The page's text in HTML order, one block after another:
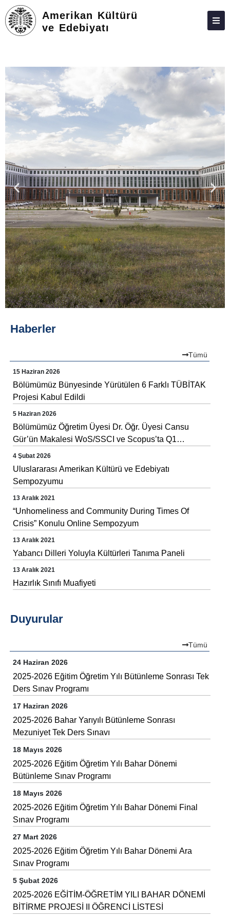
Amerikan Kültürü
ve Edebiyatı
KVKK
GIZLILIK POLITIKASI
WEB KILAVUZU
Haberler
Tümü
15 Haziran 2026
Bölümümüz Bünyesinde Yürütülen 6 Farklı TÜBİTAK
Projesi Kabul Edildi
5 Haziran 2026
Bölümümüz Öğretim Üyesi Dr. Öğr. Üyesi Cansu
Gür’ün Makalesi WoS/SSCI ve Scopus’ta Q1
Düzeyinde Yer Alan JSLHR Dergisinde Online First
Olarak Yayımlandı
4 Şubat 2026
Uluslararası Amerikan Kültürü ve Edebiyatı
Sempozyumu
13 Aralık 2021
“Unhomeliness and Community During Times Of
Crisis” Konulu Online Sempozyum
13 Aralık 2021
Yabancı Dilleri Yoluyla Kültürleri Tanıma Paneli
13 Aralık 2021
Hazırlık Sınıfı Muafiyeti
Duyurular
Tümü
24 Haziran 2026
2025-2026 Eğitim Öğretim Yılı Bütünleme Sonrası Tek
Ders Sınav Programı
17 Haziran 2026
2025-2026 Bahar Yarıyılı Bütünleme Sonrası
Mezuniyet Tek Ders Sınavı
18 Mayıs 2026
2025-2026 Eğitim Öğretim Yılı Bahar Dönemi
Bütünleme Sınav Programı
18 Mayıs 2026
2025-2026 Eğitim Öğretim Yılı Bahar Dönemi Final
Sınav Programı
27 Mart 2026
2025-2026 Eğitim Öğretim Yılı Bahar Dönemi Ara
Sınav Programı
5 Şubat 2026
2025-2026 EĞİTİM-ÖĞRETİM YILI BAHAR DÖNEMİ
BİTİRME PROJESİ II ÖĞRENCİ LİSTESİ